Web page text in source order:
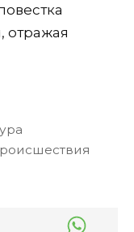
отражая